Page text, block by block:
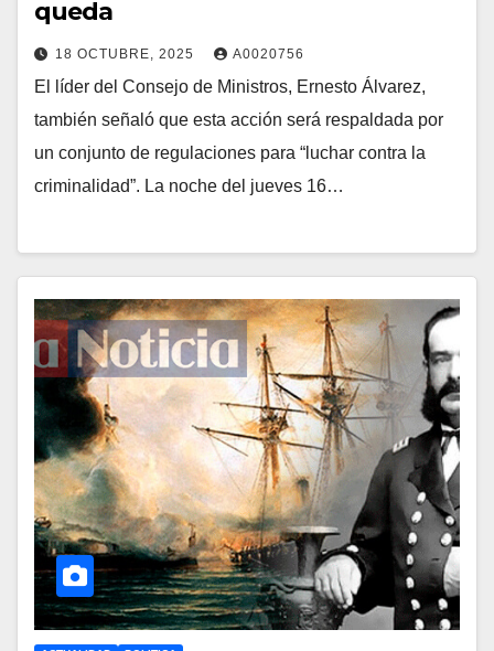
queda
18 OCTUBRE, 2025 A0020756
El líder del Consejo de Ministros, Ernesto Álvarez,
también señaló que esta acción será respaldada por
un conjunto de regulaciones para “luchar contra la
criminalidad”. La noche del jueves 16…